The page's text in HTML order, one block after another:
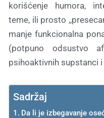
korišćenje humora,
teme, ili prosto
manje funkcionalna
(potpuno odsustvo
psihoaktivnih supstanci
Sadržaj
Da li je izbegavanje